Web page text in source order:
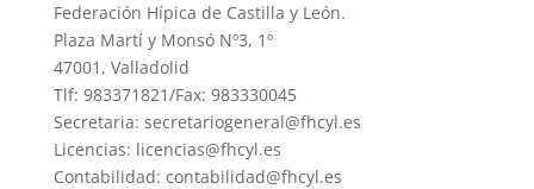
Federación Hípica de Castilla y León.
Plaza Martí y Monsó Nº3, 1º
47001, Valladolid
Tlf: 983371821/Fax: 983330045
Secretaria: secretariogeneral@fhcyl.es
Licencias: licencias@fhcyl.es
Contabilidad: contabilidad@fhcyl.es